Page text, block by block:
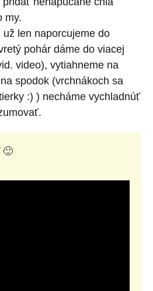
my.
už len naporcujeme do
pohár dáme do viacej
video), vytiahneme na
spodok (vrchnákoch sa
:) ) necháme vychladnúť
🙂